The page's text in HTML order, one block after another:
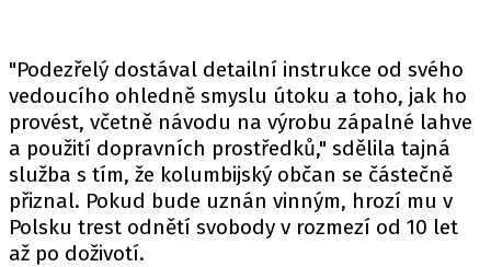
"Podezřelý dostával detailní instrukce od svého
vedoucího ohledně smyslu útoku a toho, jak ho
provést, včetně návodu na výrobu zápalné lahve
a použití dopravních prostředků," sdělila tajná
služba s tím, že kolumbijský občan se částečně
přiznal. Pokud bude uznán vinným, hrozí mu v
Polsku trest odnětí svobody v rozmezí od 10 let
až po doživotí.